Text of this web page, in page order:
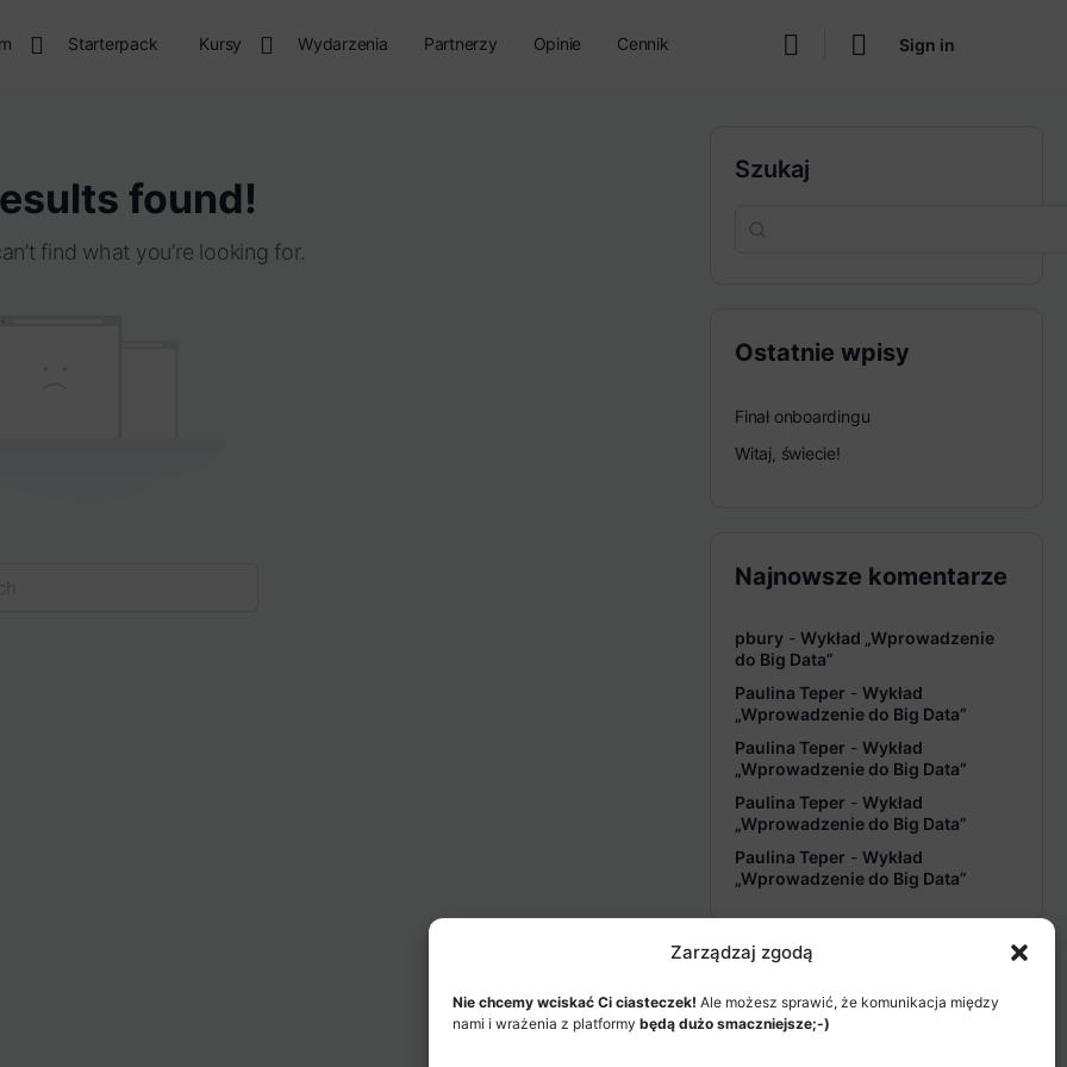
Zarządzaj zgodą
Nie chcemy wciskać Ci ciasteczek! Ale możesz sprawić, że komunikacja między
nami i wrażenia z platformy będą dużo smaczniejsze;-)
Starterpack Kursy Wydarzenia Partnerzy Opinie Cennik Sign in
found!
find what you’re looking for.
Szukaj
Ostatnie wpisy
Finał onboardingu
Witaj, świecie!
Najnowsze komentarze
pbury - Wykład „Wprowadzenie
do Big Data”
Paulina Teper - Wykład
„Wprowadzenie do Big Data”
Paulina Teper - Wykład
„Wprowadzenie do Big Data”
Paulina Teper - Wykład
„Wprowadzenie do Big Data”
Paulina Teper - Wykład
„Wprowadzenie do Big Data”